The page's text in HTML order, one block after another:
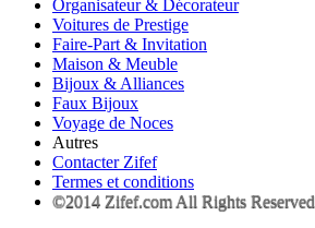
Organisateur & Décorateur
Voitures de Prestige
Faire-Part & Invitation
Maison & Meuble
Bijoux & Alliances
Faux Bijoux
Voyage de Noces
Autres
Contacter Zifef
Termes et conditions
©2014 Zifef.com All Rights Reserved